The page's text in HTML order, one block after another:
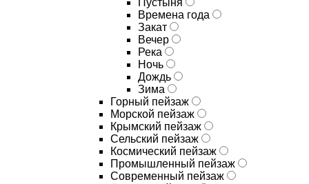
Пустыня
Времена года
Закат
Вечер
Река
Ночь
Дождь
Зима
Горный пейзаж
Морской пейзаж
Крымский пейзаж
Сельский пейзаж
Космический пейзаж
Промышленный пейзаж
Современный пейзаж